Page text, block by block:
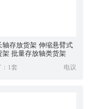
轴存放货架 伸缩悬臂式
架 批量存放轴类货架
：1套 电议